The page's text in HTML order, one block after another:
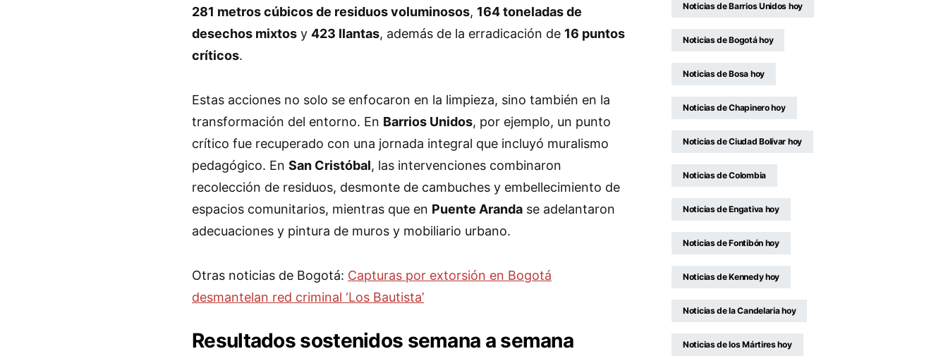
281 metros cúbicos de residuos voluminosos, 164 toneladas de
desechos mixtos y 423 llantas, además de la erradicación de 16 puntos
críticos.
Estas acciones no solo se enfocaron en la limpieza, sino también en la
transformación del entorno. En Barrios Unidos, por ejemplo, un punto
crítico fue recuperado con una jornada integral que incluyó muralismo
pedagógico. En San Cristóbal, las intervenciones combinaron
recolección de residuos, desmonte de cambuches y embellecimiento de
espacios comunitarios, mientras que en Puente Aranda se adelantaron
adecuaciones y pintura de muros y mobiliario urbano.
Otras noticias de Bogotá: Capturas por extorsión en Bogotá
desmantelan red criminal ‘Los Bautista’
Resultados sostenidos semana a semana
Noticias de Barrios Unidos hoy
Noticias de Bogotá hoy
Noticias de Bosa hoy
Noticias de Chapinero hoy
Noticias de Ciudad Bolívar hoy
Noticias de Colombia
Noticias de Engativa hoy
Noticias de Fontibón hoy
Noticias de Kennedy hoy
Noticias de la Candelaria hoy
Noticias de los Mártires hoy